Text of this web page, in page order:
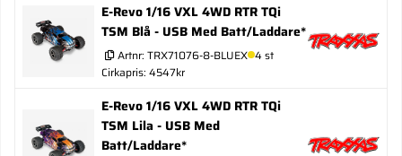
E-Revo 1/16 VXL 4WD RTR TQi
TSM Blå - USB Med Batt/Laddare*
Artnr: TRX71076-8-BLUEX 4 st
Cirkapris: 4547kr
E-Revo 1/16 VXL 4WD RTR TQi
TSM Lila - USB Med
Batt/Laddare*